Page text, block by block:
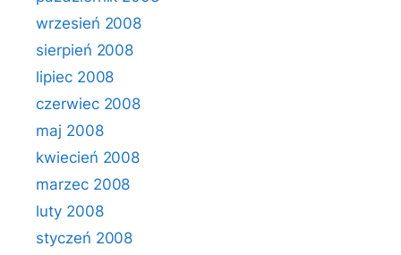
wrzesień 2008
sierpień 2008
lipiec 2008
czerwiec 2008
maj 2008
kwiecień 2008
marzec 2008
luty 2008
styczeń 2008